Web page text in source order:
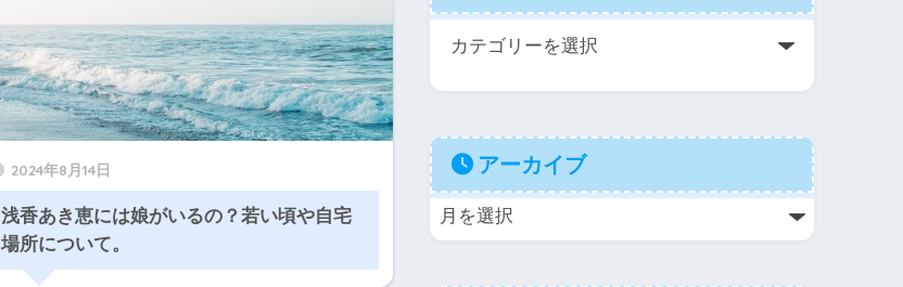
2024年8月14日
浅香あき恵には娘がいるの？若い頃や自宅
場所について。
アーカイブ